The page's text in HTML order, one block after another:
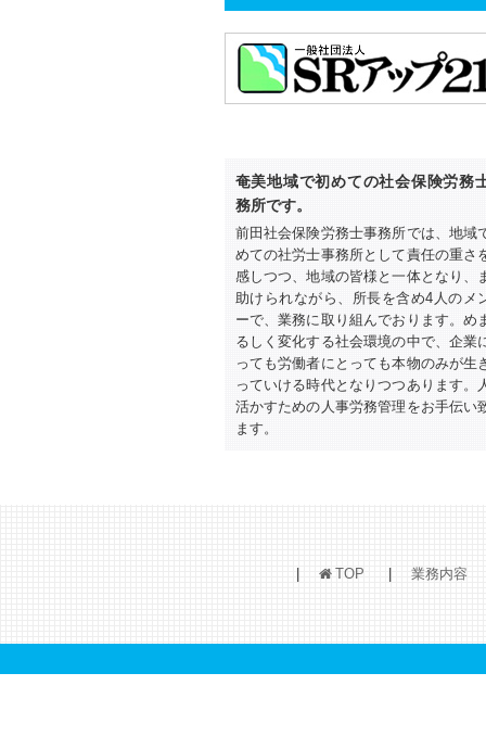
奄美地域で初めての社会保険労務
務所です。
前田社会保険労務士事務所では、地域
めての社労士事務所として責任の重さ
感しつつ、地域の皆様と一体となり、
助けられながら、所長を含め4人のメ
ーで、業務に取り組んでおります。め
るしく変化する社会環境の中で、企業
っても労働者にとっても本物のみが生
っていける時代となりつつあります。
活かすための人事労務管理をお手伝い
ます。
h TOP 業務内容